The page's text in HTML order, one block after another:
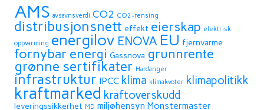
AMS avsavnsverdi CO2 CO2-rensing
distribusjonsnett effekt eierskap elektrisk
oppvarming energilov ENOVA EU fjernvarme
fornybar energi Gassnova grunnrente
grønne sertifikater Hardanger
infrastruktur IPCC klima klimakvoter klimapolitikk
kraftmarked kraftoverskudd
leveringssikkerhet MD miljøhensyn Monstermaster